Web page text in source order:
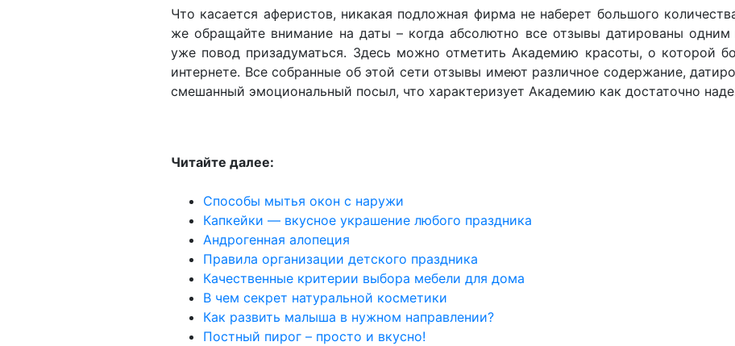
Что касается аферистов, никакая подложная фирма не наберет большого
же обращайте внимание на даты – когда абсолютно все отзывы датированы
уже повод призадуматься. Здесь можно отметить Академию красоты, о которой
интернете. Все собранные об этой сети отзывы имеют различное содержание,
смешанный эмоциональный посыл, что характеризует Академию как достаточно
Читайте далее:
Способы мытья окон с наружи
Капкейки — вкусное украшение любого праздника
Андрогенная алопеция
Правила организации детского праздника
Качественные критерии выбора мебели для дома
В чем секрет натуральной косметики
Как развить малыша в нужном направлении?
Постный пирог – просто и вкусно!